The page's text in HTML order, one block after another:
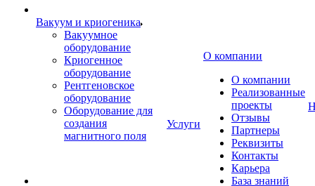
Вакуум и криогеника
Вакуумное
оборудование
Криогенное
оборудование
Рентгеновское
оборудование
Оборудование для
создания
магнитного поля
Услуги
О компании
О компании
Реализованные
проекты
Отзывы
Партнеры
Реквизиты
Контакты
Карьера
База знаний